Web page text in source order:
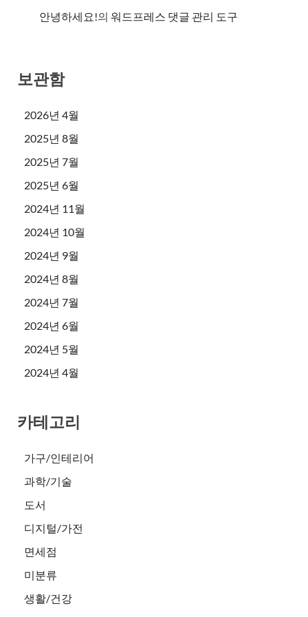
안녕하세요!의 워드프레스 댓글 관리 도구
보관함
2026년 4월
2025년 8월
2025년 7월
2025년 6월
2024년 11월
2024년 10월
2024년 9월
2024년 8월
2024년 7월
2024년 6월
2024년 5월
2024년 4월
카테고리
가구/인테리어
과학/기술
도서
디지털/가전
면세점
미분류
생활/건강